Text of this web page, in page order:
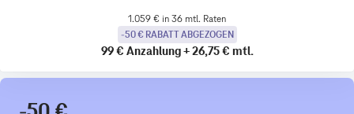
1.059 € in 36 mtl. Raten
-50 € RABATT ABGEZOGEN
99 € Anzahlung+26,75 € mtl.